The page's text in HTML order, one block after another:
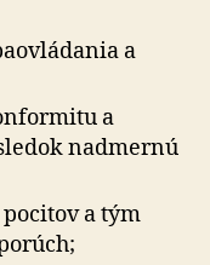
a
a
nadmernú
a tým